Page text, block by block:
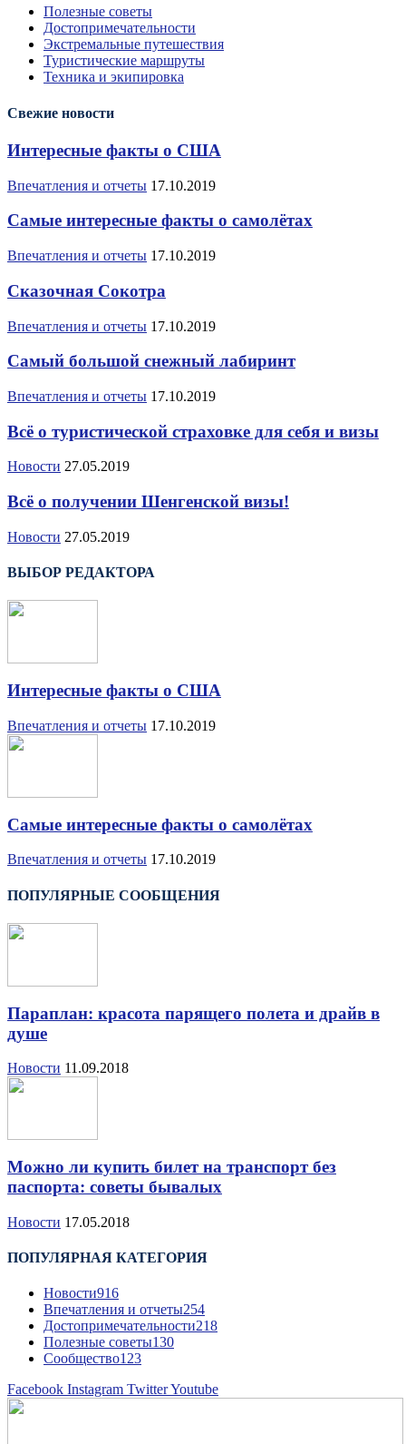
Полезные советы
Достопримечательности
Экстремальные путешествия
Туристические маршруты
Техника и экипировка
Свежие новости
Интересные факты о США
Впечатления и отчеты 17.10.2019
Самые интересные факты о самолётах
Впечатления и отчеты 17.10.2019
Сказочная Сокотра
Впечатления и отчеты 17.10.2019
Самый большой снежный лабиринт
Впечатления и отчеты 17.10.2019
Всё о туристической страховке для себя и визы
Новости 27.05.2019
Всё о получении Шенгенской визы!
Новости 27.05.2019
ВЫБОР РЕДАКТОРА
Интересные факты о США
Впечатления и отчеты 17.10.2019
Самые интересные факты о самолётах
Впечатления и отчеты 17.10.2019
ПОПУЛЯРНЫЕ СООБЩЕНИЯ
Параплан: красота парящего полета и драйв в
душе
Новости 11.09.2018
Можно ли купить билет на транспорт без
паспорта: советы бывалых
Новости 17.05.2018
ПОПУЛЯРНАЯ КАТЕГОРИЯ
Новости916
Впечатления и отчеты254
Достопримечательности218
Полезные советы130
Сообщество123
Facebook Instagram TwitterYoutube